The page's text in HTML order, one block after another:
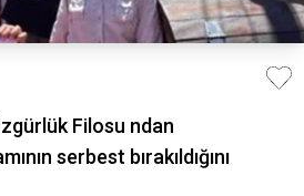
Filosu ndan
serbest bırakıldığını